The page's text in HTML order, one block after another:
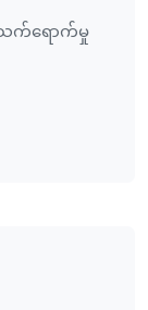
သက်ရောက်မှု